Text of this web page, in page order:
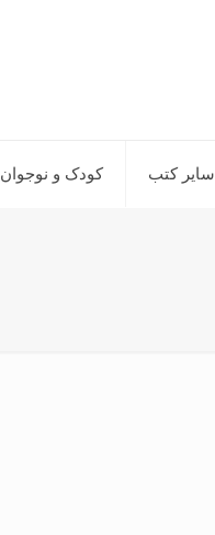
سایر کتب کودک و نوجوان